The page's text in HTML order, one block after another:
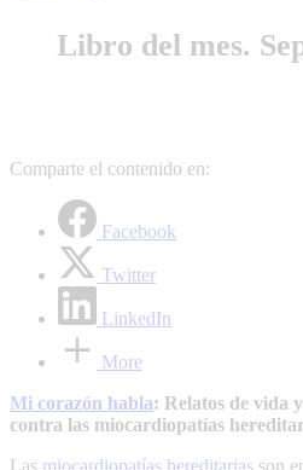
Libro del mes.
Comparte el contenido en:
Facebook
Twitter
LinkedIn
More
Mi corazón habla: Relatos de vida
contra las miocardiopatías
Las miocardiopatías hereditarias son